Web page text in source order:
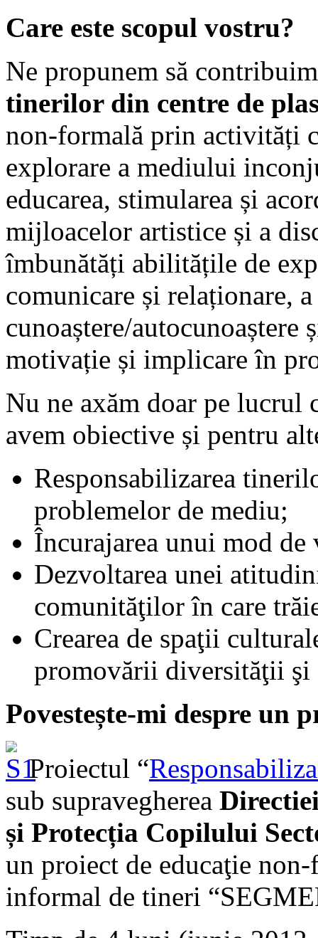
Care este scopul vostru?
Ne propunem să
tinerilor din centre de
non-formală prin activități
explorare a mediului
educarea, stimularea și
mijloacelor artistice și a
îmbunătăți abilitățile de
comunicare și relaționare,
cunoaștere/
motivație și implicare în
Nu ne axăm doar pe
avem obiective și pentru
Responsabilizarea
problemelor de mediu;
Încurajarea unui mod
Dezvoltarea unei
comunităţilor în care
Crearea de spaţii
promovării diversităţii
Povestește-mi despre un
Proiectul “
sub supravegherea
și Protecția Copilului
un proiect de educaţie
informal de tineri